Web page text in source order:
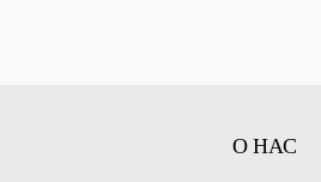
О НАС